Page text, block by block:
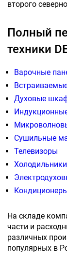
второго
Полный
техники
Варочные
Духовые
Сушильные
Телевизоры
Холодильники
На складе
части и
различных
популярных в